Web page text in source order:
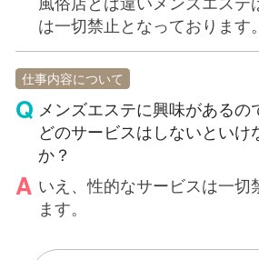
は一切禁止となっております。
仕事内容について
メンズエステに興味があるの
どのサービスはしないといけ
か？
いえ、性的なサービスは一切
ます。